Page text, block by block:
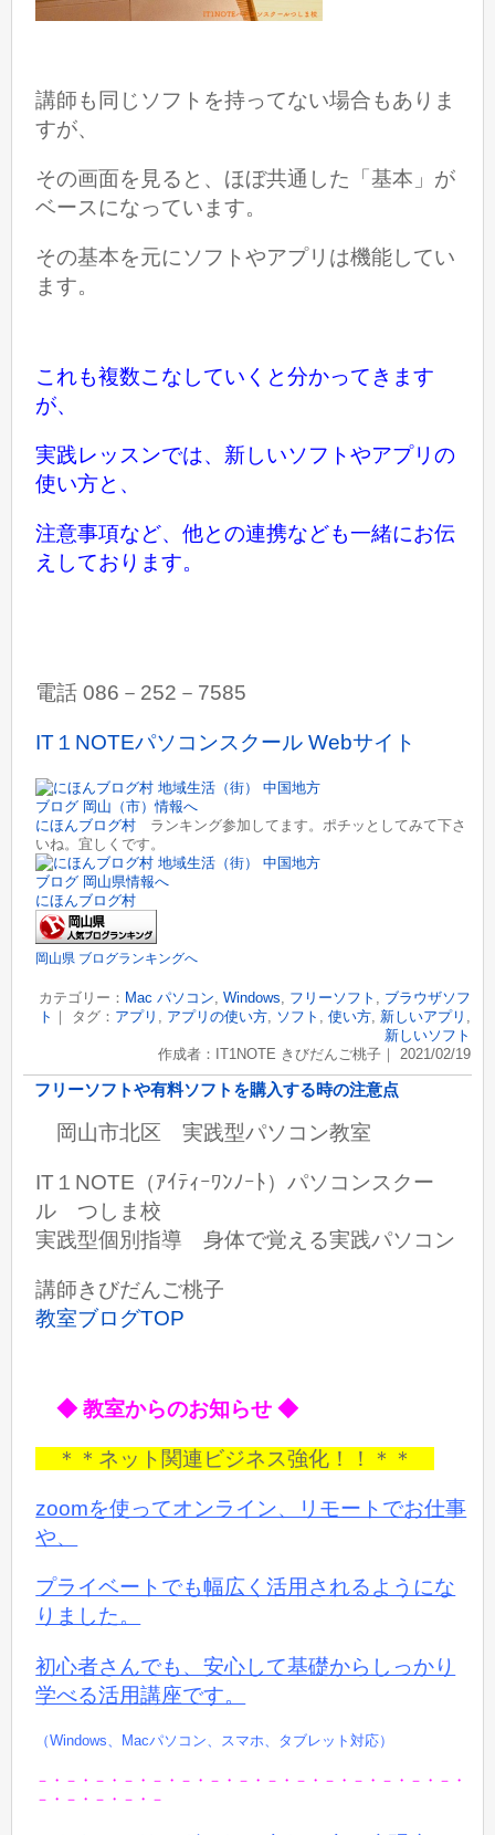
講師も同じソフトを持ってない場合もありま
すが、
その画面を見ると 、ほぼ共通した「基本」が
ベースになっています。
その基本を元にソフトやアプリは機能してい
ます。
これも複数こなしていくと分かってきます
が、
実践レッスンでは、新しいソフトやアプリの
使い方と、
注意事項など、他との連携なども一緒にお伝
えしております。
電話 086－252－7585
IT１NOTEパソコンスクール Webサイト
にほんブログ村 ランキング参加してます。ポチッとしてみて下さ
いね。宜しくです。
にほんブログ村
岡山県 ブログランキングへ
カテゴリー： Mac パソコン, Windows, フリーソフト , ブラウザソフ
ト ｜ タグ： アプリ , アプリの使い方, ソフト , 使い方, 新しいアプリ ,
新しいソフト
作成者：IT1NOTE きびだんご桃子｜ 2021/02/19
フリーソフトや有料ソフトを購入する時の注意点
岡山市北区 実践型パソコン教室
IT１NOTE（ｱｲﾃｨｰﾜﾝﾉｰﾄ）パソコンスクー
ル つしま校
実践型個別指導 身体で覚える実践パソコン
講師きびだんご桃子
教室ブログTOP
◆ 教室からのお知らせ ◆
＊＊ネット関連ビジネス強化！！＊＊
zoomを使ってオンライン、リモートでお仕事
や、
プライベートでも幅広く活用されるようにな
りました。
初心者さんでも、安心して基礎からしっかり
学べる活用講座です。
（Windows、Macパソコン、スマホ、タブレット対応）
－・－・－・－・－・－・－・－・－・－・－・－・－・－・－・
－・－・－・－・－